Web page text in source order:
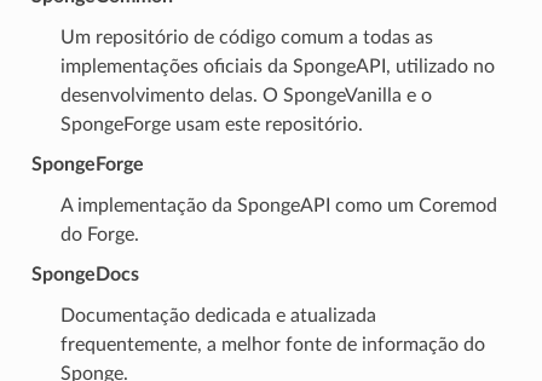
Um repositório de código comum a todas as
implementações oficiais da SpongeAPI, utilizado no
desenvolvimento delas. O SpongeVanilla e o
SpongeForge usam este repositório.
SpongeForge
A implementação da SpongeAPI como um Coremod
do Forge.
SpongeDocs
Documentação dedicada e atualizada
frequentemente, a melhor fonte de informação do
Sponge.